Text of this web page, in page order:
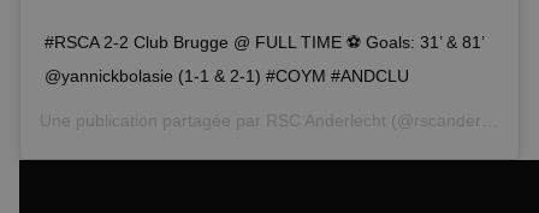
#RSCA 2-2 Club Brugge @ FULL TIME ⚽️ Goals: 31’ & 81’
@yannickbolasie (1-1 & 2-1) #COYM #ANDCLU
Une publication partagée par RSC Anderlecht (@rscanderlecht) le